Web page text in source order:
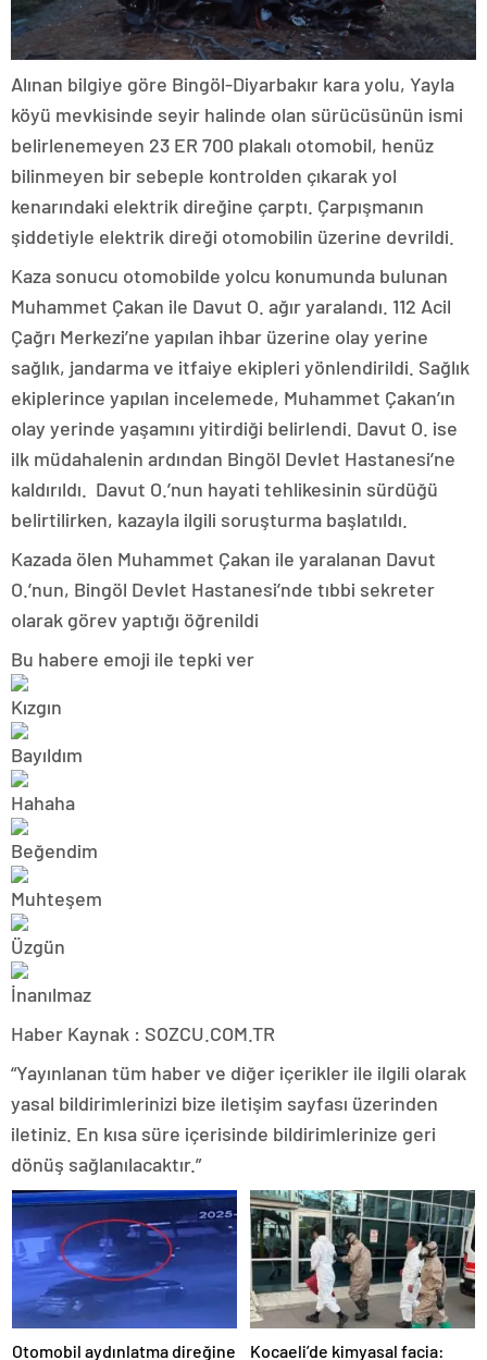
Alınan bilgiye göre Bingöl-Diyarbakır kara yolu, Yayla
köyü mevkisinde seyir halinde olan sürücüsünün ismi
belirlenemeyen 23 ER 700 plakalı otomobil, henüz
bilinmeyen bir sebeple kontrolden çıkarak yol
kenarındaki elektrik direğine çarptı. Çarpışmanın
şiddetiyle elektrik direği otomobilin üzerine devrildi.
Kaza sonucu otomobilde yolcu konumunda bulunan
Muhammet Çakan ile Davut O. ağır yaralandı. 112 Acil
Çağrı Merkezi’ne yapılan ihbar üzerine olay yerine
sağlık, jandarma ve itfaiye ekipleri yönlendirildi. Sağlık
ekiplerince yapılan incelemede, Muhammet Çakan’ın
olay yerinde yaşamını yitirdiği belirlendi. Davut O. ise
ilk müdahalenin ardından Bingöl Devlet Hastanesi’ne
kaldırıldı. Davut O.’nun hayati tehlikesinin sürdüğü
belirtilirken, kazayla ilgili soruşturma başlatıldı.
Kazada ölen Muhammet Çakan ile yaralanan Davut
O.’nun, Bingöl Devlet Hastanesi’nde tıbbi sekreter
olarak görev yaptığı öğrenildi
Bu habere emoji ile tepki ver
Haber Kaynak : SOZCU.COM.TR
“Yayınlanan tüm haber ve diğer içerikler ile ilgili olarak
yasal bildirimlerinizi bize iletişim sayfası üzerinden
iletiniz. En kısa süre içerisinde bildirimlerinize geri
dönüş sağlanılacaktır.”
Otomobil aydınlatma direğine Kocaeli’de kimyasal facia: